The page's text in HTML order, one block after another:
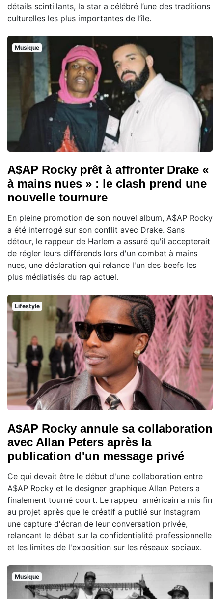
détails scintillants, la star a célébré l’une des traditions
culturelles les plus importantes de l’île.
Musique
A$AP Rocky prêt à affronter Drake «
à mains nues » : le clash prend une
nouvelle tournure
En pleine promotion de son nouvel album, A$AP Rocky
a été interrogé sur son conflit avec Drake. Sans
détour, le rappeur de Harlem a assuré qu'il accepterait
de régler leurs différends lors d'un combat à mains
nues, une déclaration qui relance l'un des beefs les
plus médiatisés du rap actuel.
Lifestyle
A$AP Rocky annule sa collaboration
avec Allan Peters après la
publication d'un message privé
Ce qui devait être le début d'une collaboration entre
A$AP Rocky et le designer graphique Allan Peters a
finalement tourné court. Le rappeur américain a mis fin
au projet après que le créatif a publié sur Instagram
une capture d'écran de leur conversation privée,
relançant le débat sur la confidentialité professionnelle
et les limites de l'exposition sur les réseaux sociaux.
Musique